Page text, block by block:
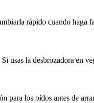
rápido cuando haga
usas la desbrozadora en
para los oídos antes de